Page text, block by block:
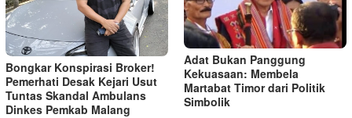
Bongkar Konspirasi Broker!
Pemerhati Desak Kejari Usut
Tuntas Skandal Ambulans
Dinkes Pemkab Malang
Adat Bukan Panggung
Kekuasaan: Membela
Martabat Timor dari Politik
Simbolik